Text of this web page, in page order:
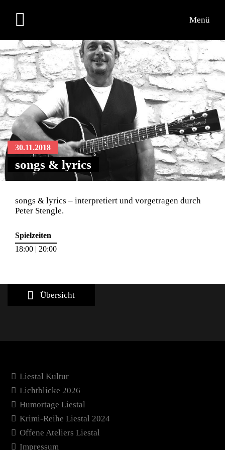
Menü
30.11.2018
songs & lyrics
songs & lyrics – interpretiert und vorgetragen durch
Peter Stengle.
Spielzeiten
18:00 | 20:00
Übersicht
Liestal Kultur
Lichtblicke 2026
Humortage Liestal
Krimi-Reihe Liestal 2024
Offene Ateliers Liestal
Impressum